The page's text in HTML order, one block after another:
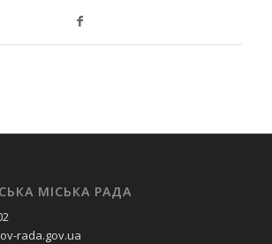
МІСЬКА РАДА
rada.gov.ua